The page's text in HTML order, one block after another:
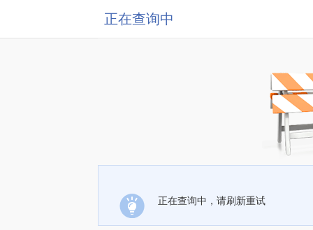
正在查询中
正在查询中，请刷新重试